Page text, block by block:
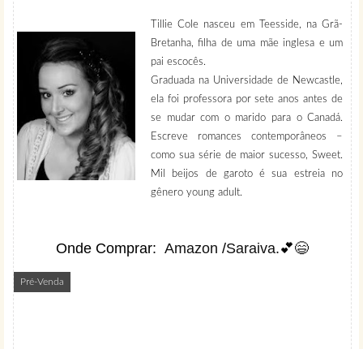
Pré-Venda
Tillie Cole nasceu em Teesside, na Grã-
Bretanha, filha de uma mãe inglesa e um
pai escocês.
Graduada na Universidade de Newcastle,
ela foi professora por sete anos antes de
se mudar com o marido para o Canadá.
Escreve romances contemporâneos –
como sua série de maior sucesso, Sweet.
Mil beijos de garoto é sua estreia no
gênero young adult.
Onde Comprar:Amazon /Saraiva.💕😄